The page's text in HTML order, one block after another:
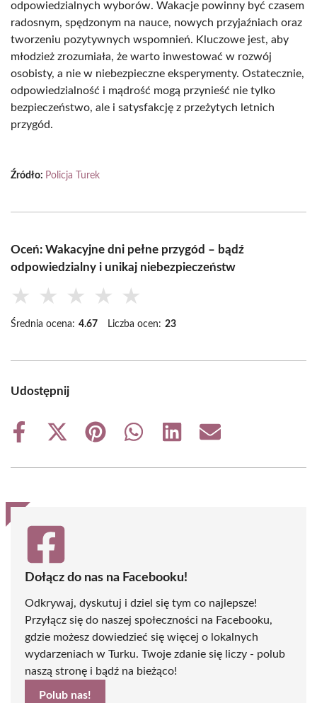
odpowiedzialnych wyborów. Wakacje powinny być czasem
radosnym, spędzonym na nauce, nowych przyjaźniach oraz
tworzeniu pozytywnych wspomnień. Kluczowe jest, aby
młodzież zrozumiała, że warto inwestować w rozwój
osobisty, a nie w niebezpieczne eksperymenty. Ostatecznie,
odpowiedzialność i mądrość mogą przynieść nie tylko
bezpieczeństwo, ale i satysfakcję z przeżytych letnich
przygód.
Źródło: Policja Turek
Oceń: Wakacyjne dni pełne przygód – bądź
odpowiedzialny i unikaj niebezpieczeństw
★ ★ ★ ★ ★
Średnia ocena: 4.67 Liczba ocen: 23
Udostępnij
Share
Share
(Twitter)
Share
Share
Share
Share
Dołącz do nas na Facebooku!
Odkrywaj, dyskutuj i dziel się tym co najlepsze!
Przyłącz się do naszej społeczności na Facebooku,
gdzie możesz dowiedzieć się więcej o lokalnych
wydarzeniach w Turku. Twoje zdanie się liczy - polub
naszą stronę i bądź na bieżąco!
Polub nas!